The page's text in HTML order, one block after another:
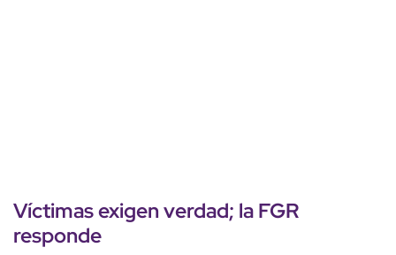
Víctimas exigen verdad; la FGR
responde